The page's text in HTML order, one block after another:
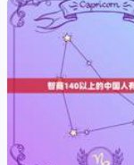
只是上天为了人的
提供肉食。
郑重声明：回答
两喜缠身。
2、天上凤凰地上